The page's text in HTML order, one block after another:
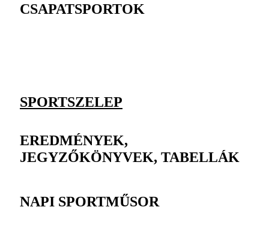
CSAPATSPORTOK
SPORTSZELEP
EREDMÉNYEK,
JEGYZŐKÖNYVEK, TABELLÁK
NAPI SPORTMŰSOR